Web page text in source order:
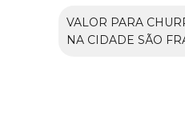
VALOR PARA
NA CIDADE SÃO